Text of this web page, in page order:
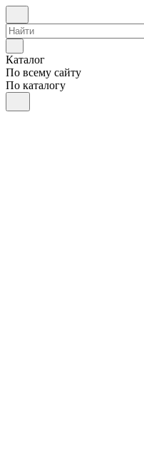
Каталог
По всему сайту
По каталогу